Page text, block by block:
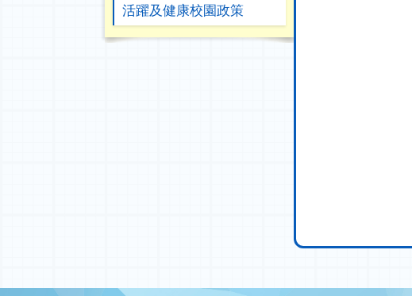
活躍及健康校園政策